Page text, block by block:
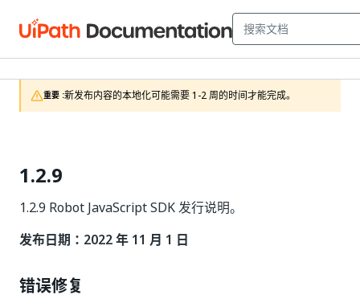
重要 :新发布内容的本地化可能需要 1-2 周的时间才能完成。
1.2.9
1.2.9 Robot JavaScript SDK 发行说明。
发布日期：2022 年 11 月 1 日
错误修复